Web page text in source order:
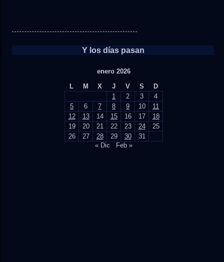
Y los días pasan
enero 2026
L
M X J V S
D
1
2 3
4
5
6 7 8 9 10
11
12
13 14 15 16 17
18
19
20 21 22 23 24
25
26
27 28 29 30
31
« Dic
Feb »